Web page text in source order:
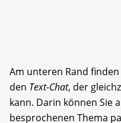
Am unteren Rand
den Text-Chat, der
kann. Darin können Sie
besprochenen Thema